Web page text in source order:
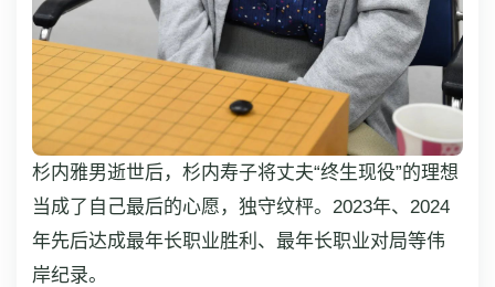
杉内雅男逝世后，杉内寿子将丈夫“终生现役”的理想
当成了自己最后的心愿，独守纹枰。2023年、2024
年先后达成最年长职业胜利、最年长职业对局等伟
岸纪录。